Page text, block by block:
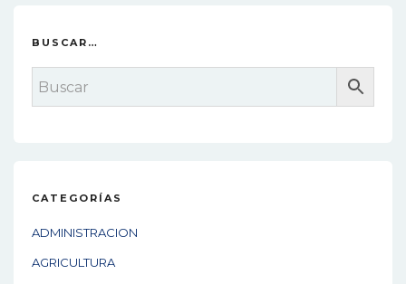
BUSCAR…
CATEGORÍAS
ADMINISTRACION
AGRICULTURA